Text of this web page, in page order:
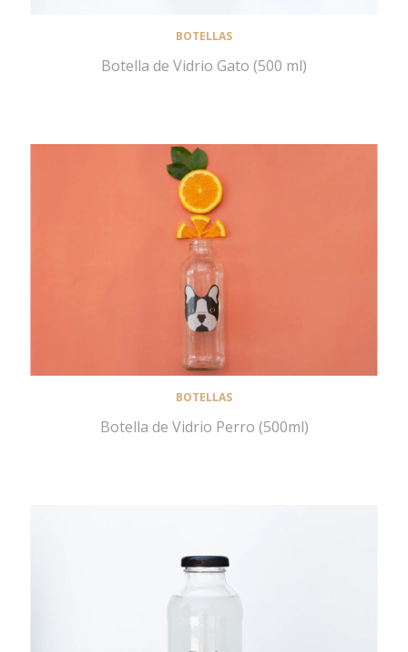
BOTELLAS
Botella de Vidrio Gato (500 ml)
BOTELLAS
Botella de Vidrio Perro (500ml)